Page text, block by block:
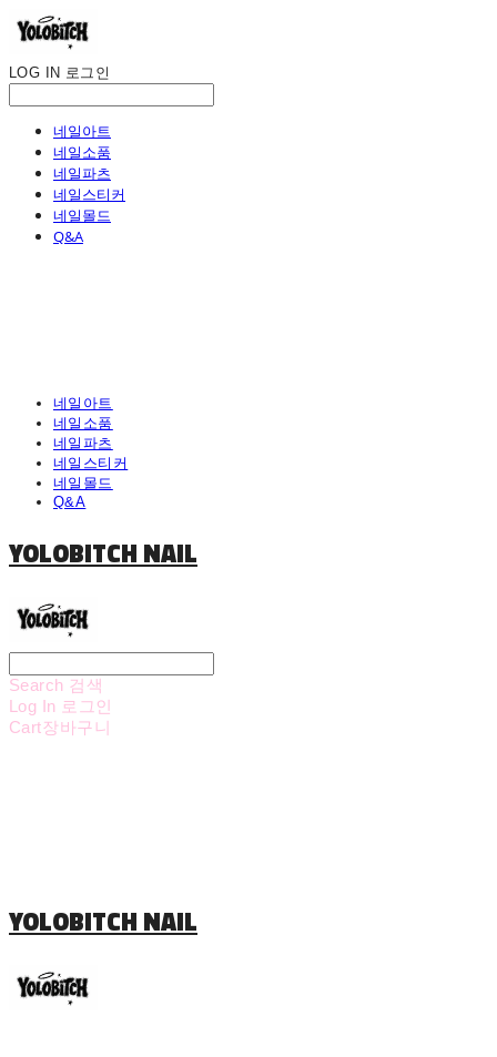
LOG IN 로그인
네일아트
네일소품
네일파츠
네일스티커
네일몰드
Q&A
네일아트
네일소품
네일파츠
네일스티커
네일몰드
Q&A
YOLOBITCH NAIL
Search 검색
Log In 로그인
Cart장바구니
YOLOBITCH NAIL